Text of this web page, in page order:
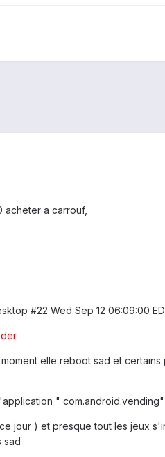
acheter a carrouf,
#22 Wed Sep 12 06:09:00
elle reboot sad et
"
jour ) et presque tout les jeux
sad